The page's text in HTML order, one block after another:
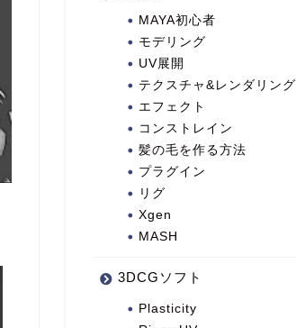
MAYA初心者
モデリング
UV展開
テクスチャ&レンダリング
エフェクト
コンストレイン
髪の毛を作る方法
プラグイン
リグ
Xgen
MASH
3DCGソフト
Plasticity